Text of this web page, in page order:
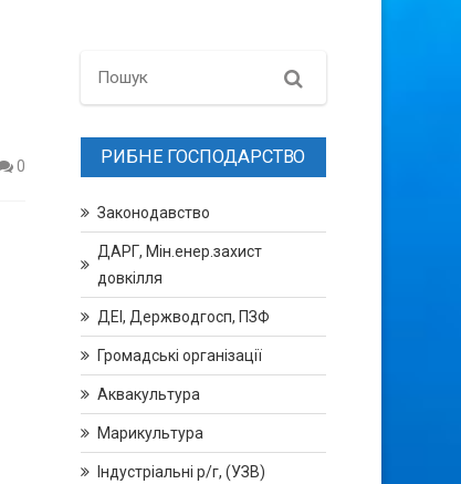
0
Search
РИБНЕ ГОСПОДАРСТВО
Законодавство
ДАРГ, Мін.енер.захист
довкілля
ДЕІ, Держводгосп, ПЗФ
Громадські організації
Аквакультура
Марикультура
Індустріальні р/г, (УЗВ)